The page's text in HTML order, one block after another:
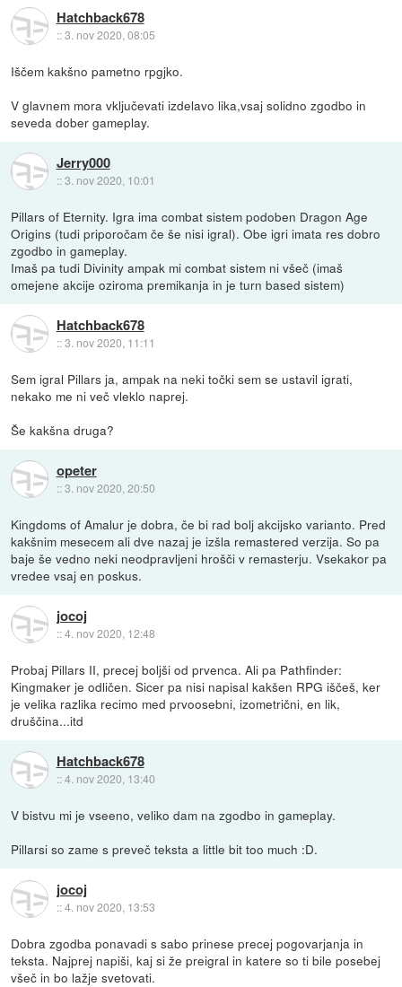
Hatchback678
::3. nov 2020, 08:05
Iščem kakšno pametno rpgjko.
V glavnem mora vključevati izdelavo lika,vsaj solidno zgodbo in
seveda dober gameplay.
Jerry000
::3. nov 2020, 10:01
Pillars of Eternity. Igra ima combat sistem podoben Dragon Age
Origins (tudi priporočam če še nisi igral). Obe igri imata res dobro
zgodbo in gameplay.
Imaš pa tudi Divinity ampak mi combat sistem ni všeč (imaš
omejene akcije oziroma premikanja in je turn based sistem)
Hatchback678
::3. nov 2020, 11:11
Sem igral Pillars ja, ampak na neki točki sem se ustavil igrati,
nekako me ni več vleklo naprej.
Še kakšna druga?
opeter
::3. nov 2020, 20:50
Kingdoms of Amalur je dobra, če bi rad bolj akcijsko varianto. Pred
kakšnim mesecem ali dve nazaj je izšla remastered verzija. So pa
baje še vedno neki neodpravljeni hrošči v remasterju. Vsekakor pa
vredee vsaj en poskus.
jocoj
::4. nov 2020, 12:48
Probaj Pillars II, precej boljši od prvenca. Ali pa Pathfinder:
Kingmaker je odličen. Sicer pa nisi napisal kakšen RPG iščeš, ker
je velika razlika recimo med prvoosebni, izometrični, en lik,
druščina...itd
Hatchback678
::4. nov 2020, 13:40
V bistvu mi je vseeno, veliko dam na zgodbo in gameplay.
Pillarsi so zame s preveč teksta a little bit too much :D.
jocoj
::4. nov 2020, 13:53
Dobra zgodba ponavadi s sabo prinese precej pogovarjanja in
teksta. Najprej napiši, kaj si že preigral in katere so ti bile posebej
všeč in bo lažje svetovati.